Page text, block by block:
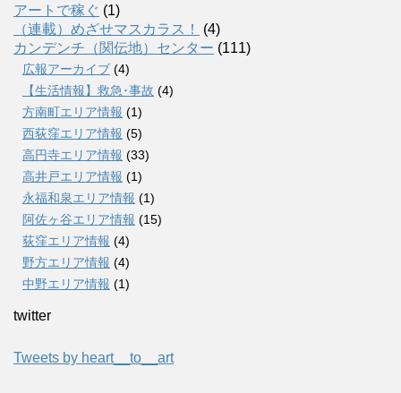
アートで稼ぐ (1)
（連載）めざせマスカラス！
(4)
カンデンチ（関伝地）センター (111)
広報アーカイブ (4)
【生活情報】救急･事故 (4)
方南町エリア情報 (1)
西荻窪エリア情報 (5)
高円寺エリア情報 (33)
高井戸エリア情報 (1)
永福和泉エリア情報 (1)
阿佐ヶ谷エリア情報 (15)
荻窪エリア情報 (4)
野方エリア情報 (4)
中野エリア情報 (1)
twitter
Tweets by heart__to__art